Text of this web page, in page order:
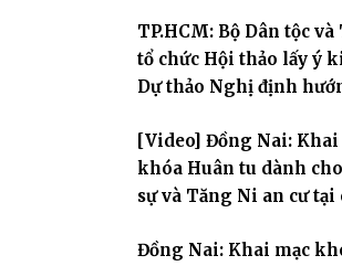
2570 dành cho chư Tăng hành giả an cư tại
VII, VIII và trường hạ chùa Quốc Ân Khải
TP.HCM: Bộ Dân tộc
tổ chức Hội thảo lấy ý
Dự thảo Nghị định
giáo
[Video] Đồng Nai: Khai
khóa Huân tu dành
sự và Tăng Ni an cư tại
Đồng Nai: Khai mạc